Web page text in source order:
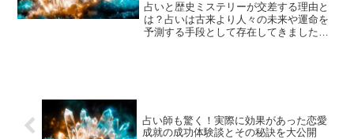
占いと歴史ミステリーが交差する理由と
は？占いは古来より人々の未来や運命を
予測する手段として存在してきました。
占い師も驚く！実際に効果があった恋愛
成就の成功体験談とその秘訣を大公開